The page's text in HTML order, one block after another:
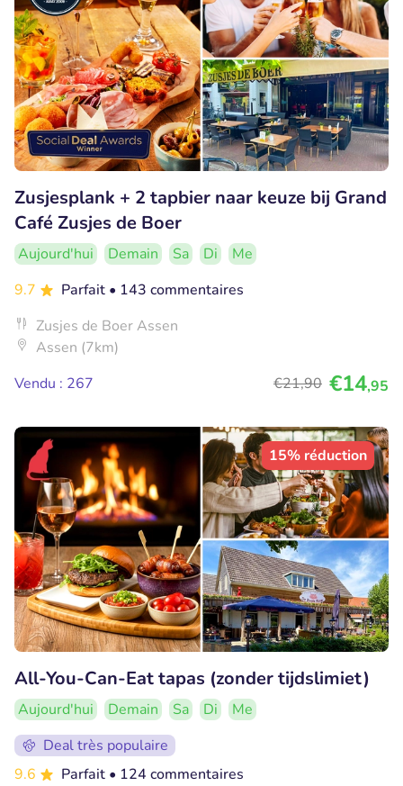
Zusjesplank + 2 tapbier naar keuze bij Grand
Café Zusjes de Boer
Aujourd'hui Demain Sa Di
Me
9.7
Parfait • 143 commentaires
Zusjes de Boer Assen
Assen (7km)
Vendu : 267
€21,90 €14,95
15% réduction
All-You-Can-Eat tapas (zonder tijdslimiet)
Aujourd'hui Demain Sa Di
Me
Deal très populaire
9.6
Parfait • 124 commentaires